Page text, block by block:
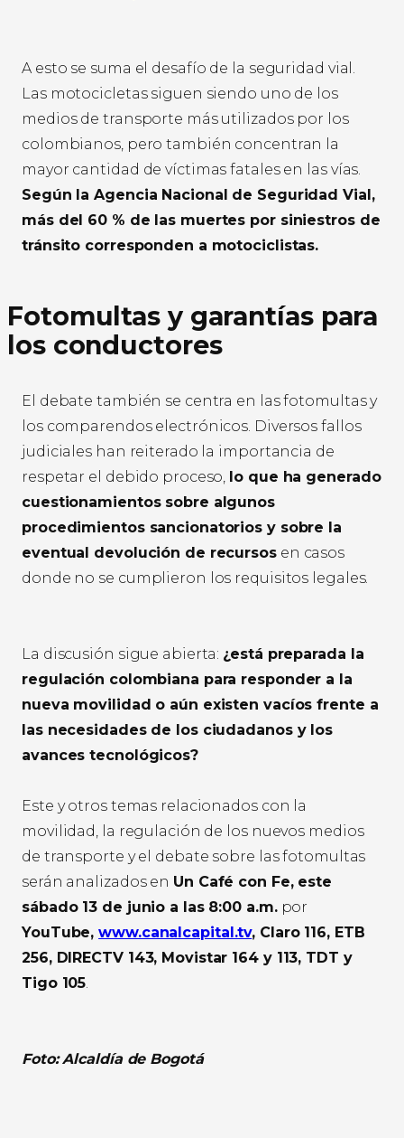
A esto se suma el desafío de la seguridad vial.
Las motocicletas siguen siendo uno de los
medios de transporte más utilizados por los
colombianos, pero también concentran la
mayor cantidad de víctimas fatales en las vías.
Según la Agencia Nacional de Seguridad Vial,
más del 60 % de las muertes por siniestros de
tránsito corresponden a motociclistas.
Fotomultas y garantías para
los conductores
El debate también se centra en las fotomultas y
los comparendos electrónicos. Diversos fallos
judiciales han reiterado la importancia de
respetar el debido proceso, lo que ha generado
cuestionamientos sobre algunos
procedimientos sancionatorios y sobre la
eventual devolución de recursosen casos
donde no se cumplieron los requisitos legales.
La discusión sigue abierta: ¿está preparada la
regulación colombiana para responder a la
nueva movilidad o aún existen vacíos frente a
las necesidades de los ciudadanos y los
avances tecnológicos?
Este y otros temas relacionados con la
movilidad, la regulación de los nuevos medios
de transporte y el debate sobre las fotomultas
serán analizados en Un Café con Fe, este
sábado 13 de junio a las 8:00 a.m.por
YouTube,www.canalcapital.tv, Claro 116, ETB
256, DIRECTV 143, Movistar 164 y 113, TDT y
Tigo 105
Foto: Alcaldía de Bogotá